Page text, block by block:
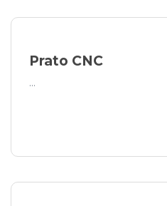
Prato CNC
...